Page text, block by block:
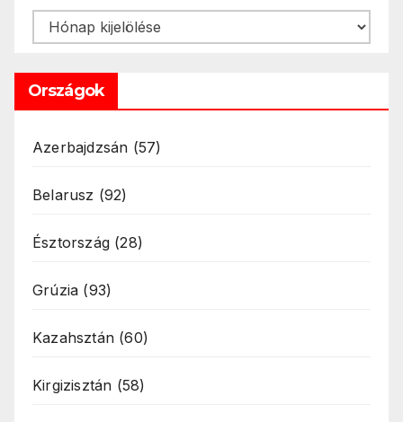
Archívum
Országok
Azerbajdzsán (57)
Belarusz (92)
Észtország (28)
Grúzia (93)
Kazahsztán (60)
Kirgizisztán (58)